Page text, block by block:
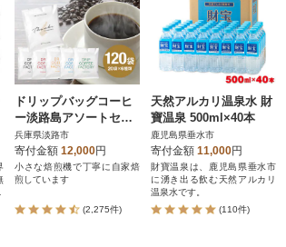
ドリップバッグコーヒ
ー淡路島アソートセッ
ト6種 120袋 飲み比
べ ドリップバッグ a
t14601
兵庫県淡路市
寄付金額 12,000円
小さな焙煎機で丁寧に自家焙
煎しています
(2,275件)
天然アルカリ温泉水 財
寶温泉 500ml×40本
鹿児島県垂水市
寄付金額 11,000円
財寶温泉は、鹿児島県垂水市
に湧き出る飲む天然アルカリ
温泉水です。
(110件)